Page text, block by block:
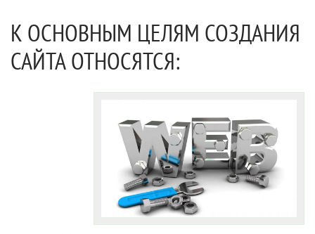
К ОСНОВНЫМ ЦЕЛЯМ СОЗДАНИЯ
САЙТА ОТНОСЯТСЯ: